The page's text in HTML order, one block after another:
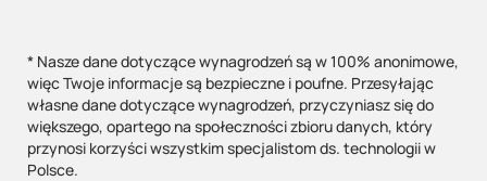
* Nasze dane dotyczące wynagrodzeń są w 100% anonimowe,
więc Twoje informacje są bezpieczne i poufne. Przesyłając
własne dane dotyczące wynagrodzeń, przyczyniasz się do
większego, opartego na społeczności zbioru danych, który
przynosi korzyści wszystkim specjalistom ds. technologii w
Polsce.